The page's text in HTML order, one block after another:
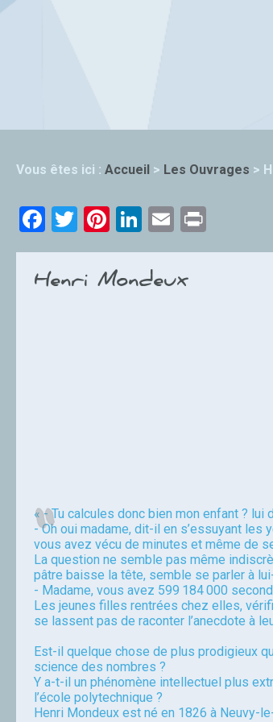
Vous êtes ici : Accueil > Les Ouvrages >
Facebook
TwitterPinterest
LinkedIn
Email
Henri Mondeux
« - Tu calcules donc bien mon enfant ? lui
- Oh oui madame, dit-il en s’essuyant
vous avez vécu de minutes et même de
La question ne semble pas même
pâtre baisse la tête, semble se parler à
- Madame, vous avez 599 184 000
Les jeunes filles rentrées chez elles,
se lassent pas de raconter l’anecdote à
Est-il quelque chose de plus prodigieux
science des nombres ?
Y a-t-il un phénomène intellectuel plus
l’école polytechnique ?
Henri Mondeux est né en 1826 à Neuvy-